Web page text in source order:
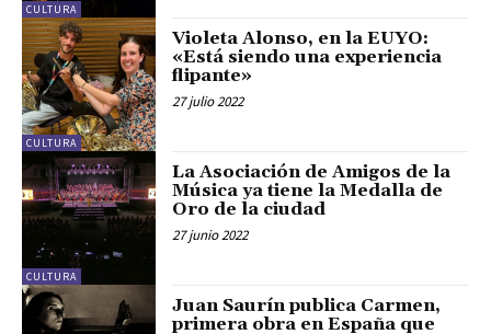
CULTURA
CULTURA
Violeta Alonso, en la EUYO:
«Está siendo una experiencia
flipante»
27 julio 2022
CULTURA
La Asociación de Amigos de la
Música ya tiene la Medalla de
Oro de la ciudad
27 junio 2022
Juan Saurín publica Carmen,
primera obra en España que